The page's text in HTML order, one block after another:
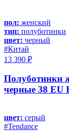
пол: женский
тип: полуботинки
цвет: черный
#Китай
13 390 ₽
Полуботинки
черные 38 EU
цвет: серый
#Tendance